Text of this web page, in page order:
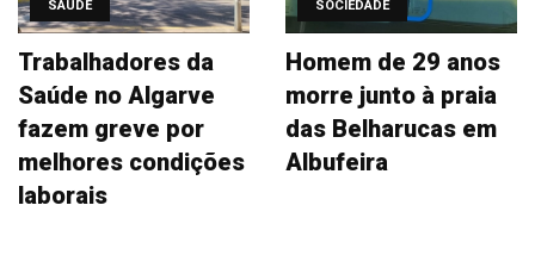
SAÚDE
Trabalhadores da
Saúde no Algarve
fazem greve por
melhores condições
laborais
SOCIEDADE
Homem de 29 anos
morre junto à praia
das Belharucas em
Albufeira